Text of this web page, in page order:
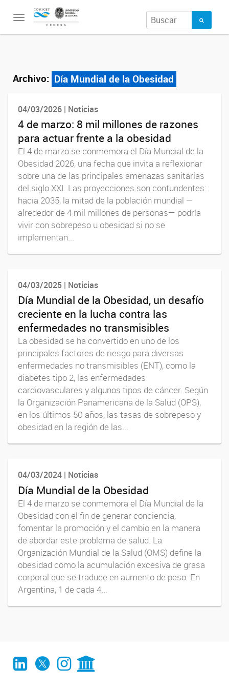
Toggle
Archivo: Día Mundial de la Obesidad
04/03/2026 | Noticias
4 de marzo: 8 mil millones de razones
para actuar frente a la obesidad
El 4 de marzo se conmemora el Día Mundial de la
Obesidad 2026, una fecha que invita a reflexionar
sobre una de las principales amenazas sanitarias
del siglo XXI. Las proyecciones son contundentes:
hacia 2035, la mitad de la población mundial —
alrededor de 4 mil millones de personas— podría
vivir con sobrepeso u obesidad si no se
implementan...
04/03/2025 | Noticias
Día Mundial de la Obesidad, un desafío
creciente en la lucha contra las
enfermedades no transmisibles
La obesidad se ha convertido en uno de los
principales factores de riesgo para diversas
enfermedades no transmisibles (ENT), como la
diabetes tipo 2, las enfermedades
cardiovasculares y algunos tipos de cáncer. Según
la Organización Panamericana de la Salud (OPS),
en los últimos 50 años, las tasas de sobrepeso y
obesidad en la región de las...
04/03/2024 | Noticias
Día Mundial de la Obesidad
El 4 de marzo se conmemora el Día Mundial de la
Obesidad con el fin de generar conciencia,
fomentar la promoción y el cambio en la manera
de abordar este problema de salud. La
Organización Mundial de la Salud (OMS) define la
obesidad como la acumulación excesiva de grasa
corporal que se traduce en aumento de peso. En
Argentina, 1 de cada 4...
LinkedIn
Twitter
Instagram
CONICET Digital